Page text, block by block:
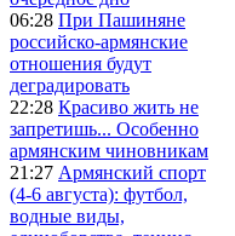
06:28 При Пашиняне
российско-армянские
отношения будут
деградировать
22:28 Красиво жить не
запретишь... Особенно
армянским чиновникам
21:27 Армянский спорт
(4-6 августа): футбол,
водные виды,